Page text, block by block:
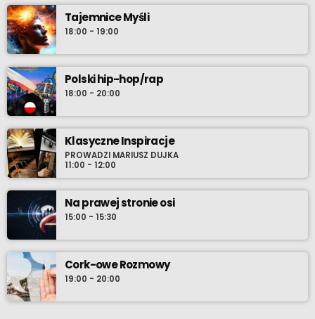
Tajemnice Myśli
18:00 - 19:00
Polski hip-hop/rap
18:00 - 20:00
Klasyczne Inspiracje
PROWADZI MARIUSZ DUJKA
11:00 - 12:00
Na prawej stronie osi
15:00 - 15:30
Cork-owe Rozmowy
19:00 - 20:00